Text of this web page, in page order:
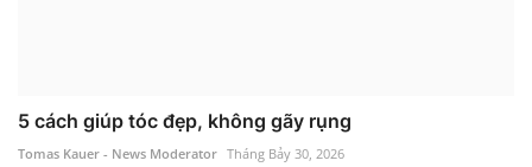
5 cách giúp tóc đẹp, không gãy rụng
Tomas Kauer - News Moderator Tháng Bảy 30, 2026